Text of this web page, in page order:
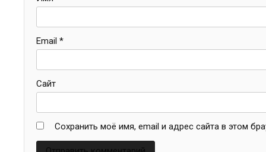
Email *
Сайт
Сохранить моё имя, email и адрес сайта в этом